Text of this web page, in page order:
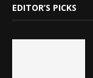
EDITOR’S PICKS